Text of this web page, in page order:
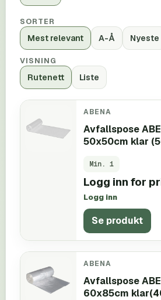
SORTER
Mest relevant A-Å Nyeste
VISNING
Rutenett Liste
ABENA
Avfallspose
50x50cm klar
Min. 1
Logg inn for
Logg inn
Se produkt
ABENA
Avfallspose
60x85cm